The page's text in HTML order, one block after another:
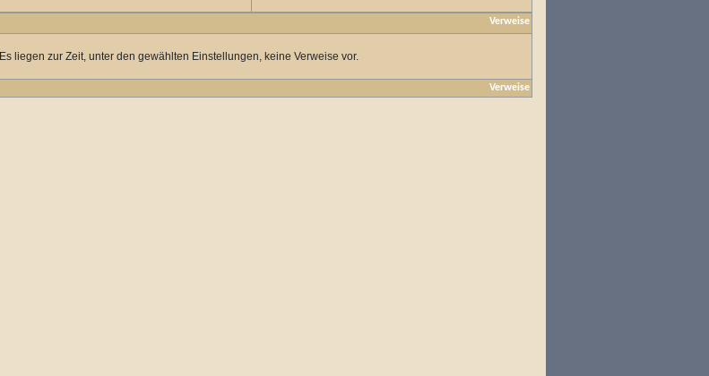
Verweise
Es liegen zur Zeit, unter den gewählten Einstellungen, keine Verweise vor.
Verweise